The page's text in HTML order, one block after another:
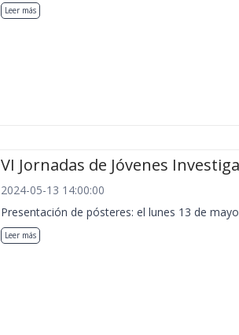
Leer más
VI Jornadas de Jóvenes
2024-05-13 14:00:00
Presentación de pósteres: el lunes 13 de
Leer más